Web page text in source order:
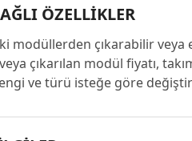
ÖZELLİKLER
modüllerden çıkarabilir
çıkarılan modül fiyatı,
ve türü isteğe göre